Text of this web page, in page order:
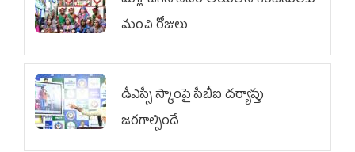
మంచి రోజులు
డీఎస్సీ స్కాంపై సీబీఐ దర్యాప్తు
జరగాల్సిందే